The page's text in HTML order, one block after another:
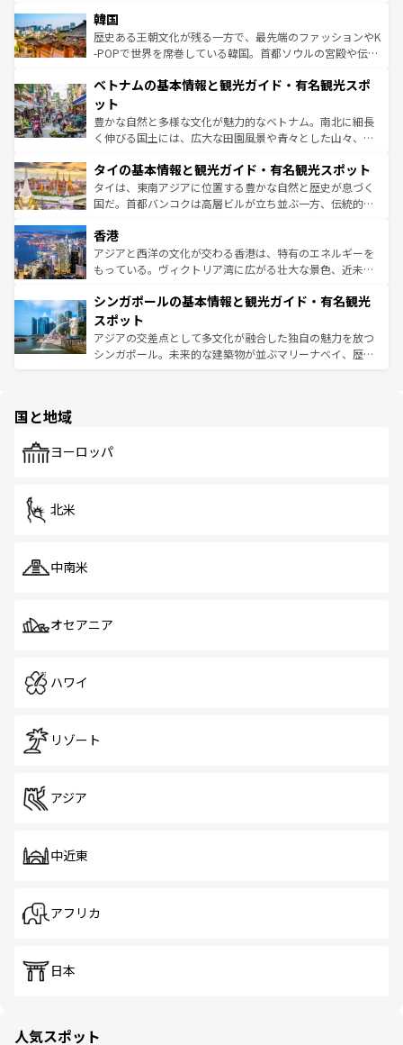
はコンテンツ一覧
いる。アクティビティも充実しており、サーフィンやダイ
ビング、ハイキングなど、アウトドア好きにはたまらな
い。オーストラリアの多彩な魅力を存分に味わいつくそ
参照してほしい。
ン）、静ひつな山岳地帯である台湾東部など、都市の喧騒
と山間の静けさが共存しており、訪れる人に新しい発見と
驚きをもたらしてくれる。また、奥深い台湾の食文化も魅
容にもいいと評判のスイーツなど、バラエティ豊かな料理
照してほしい。
韓国
歴史ある王朝文化が残る一方で、最先端のファッションやK
-POPで世界を席巻している韓国。首都ソウルの宮殿や伝統
き、地方に足を延ばせば四季折々の自然美を楽しむことが
できる。そして、キムチや焼肉、絶品のストリートフード
まで、さまざまな韓国料理が待っている。夜には、韓国な
らではのナイトライフも堪能できる。あたたかいホスピタ
わってみてほしい。 なお、新着の韓国情報はコンテンツ一
覧 を参照してほしい。
ベトナムの基本情報と観光ガイド・有名観光スポ
ット
豊かな自然と多様な文化が魅力的なベトナム。南北に細長
く伸びる国土には、広大な田園風景や青々とした山々、世
急速な発展と共に伝統が息づく。ハノイの古い町並みやホ
ーチミン市のフランス統治時代の建物も、独特の雰囲気を
醸し出している。また、バラエティの豊かさとおいしさで
とつ。フォーやバインミー、ベトナムコーヒーなどは、ぜ
ひ現地で味わいたい。どの地域を訪れてもあたたかい人々
が旅行者を迎えてくれるので、きっと忘れられない旅にな
参照してほしい。
タイの基本情報と観光ガイド・有名観光スポット
タイは、東南アジアに位置する豊かな自然と歴史が息づく
国だ。首都バンコクは高層ビルが立ち並ぶ一方、伝統的な
の活気が交差している。北部ではチェンマイなどの山岳地
帯で自然と触れ合い、南部ではプーケットやクラビの美し
いビーチでリゾート気分を楽しむことができる。タイ料理
激する。気候は一年中温暖で、どの季節にも異なる楽しみ
が待っている。親しみやすいタイの人々、仏教を中心とし
た文化、そして多様な観光資源が、訪れる旅人を魅了し続
ける。 なお、新着のタイ情報はコンテンツ一覧を参照して
香港
アジアと西洋の文化が交わる香港は、特有のエネルギーを
もっている。ヴィクトリア湾に広がる壮大な景色、近未来
み、どこを訪れても感動するはず。観光スポットが密集し
ており、効率よく見どころを回れるのも魅力。息をのむよ
うな絶景から文化的な体験まで、香港を存分に楽しみ尽く
そう。 なお、新着の香港情報はコンテンツ一覧を参照して
シンガポールの基本情報と観光ガイド・有名観光
スポット
アジアの交差点として多文化が融合した独自の魅力を放つ
シンガポール。未来的な建築物が並ぶマリーナベイ、歴史
で、ホーカーズは地元の風情を楽しめる外せないスポット
国と地域
ヨーロッパ
北米
中南米
オセアニア
ハワイ
リゾート
アジア
中近東
アフリカ
日本
人気スポット